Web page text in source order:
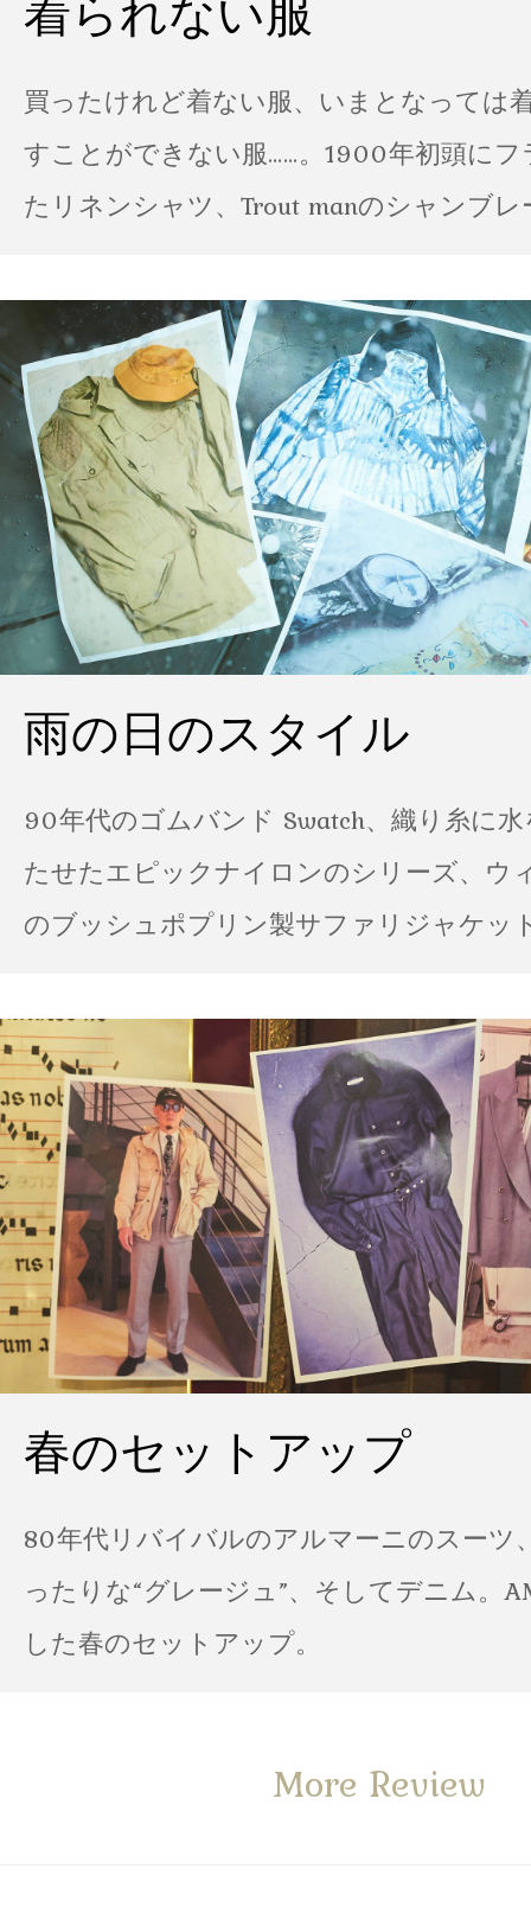
着られない服
買ったけれど着ない服、いまとなっては
すことができない服……。1900年初頭に
たリネンシャツ、Trout manのシャンブ
雨の日のスタイル
90年代のゴムバンド Swatch、織り糸に
たせたエピックナイロンのシリーズ、ウ
のブッシュポプリン製サファリジャケッ
春のセットアップ
80年代リバイバルのアルマーニのスーツ
ったりな“グレージュ”、そしてデニム。
した春のセットアップ。
More Review